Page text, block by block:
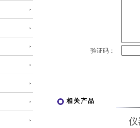
验证码：
相关产品
仪